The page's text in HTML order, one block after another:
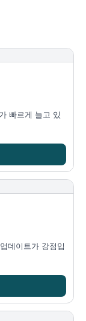
빠르게 늘고 있
데이트가 강점입